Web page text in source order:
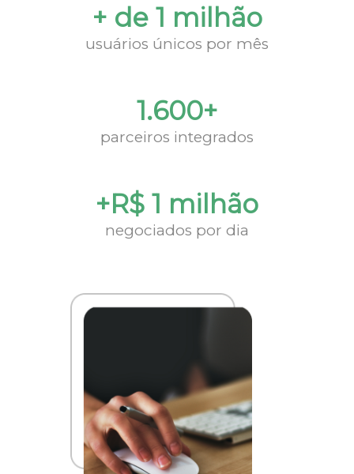
+ de 1 milhão
usuários únicos por mês
1.600+
parceiros integrados
+R$ 1 milhão
negociados por dia